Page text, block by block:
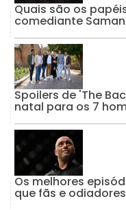
Quais são os
comediante
Spoilers de 'The
natal para os 7
Os melhores
que fãs e